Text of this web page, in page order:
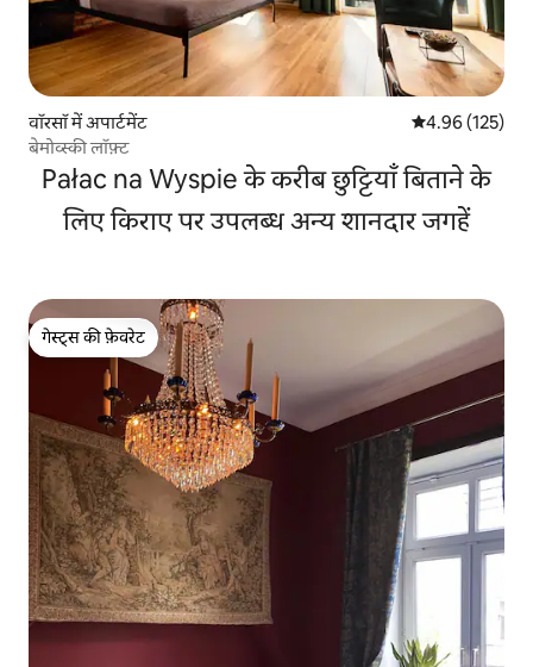
वॉरसॉ में अपार्टमेंट औसत रेटिंग 5 में से
4.96 (125)
बेमोव्स्की लॉफ़्ट
Pałac na Wyspie के करीब छुट्टियाँ बिताने के
लिए किराए पर उपलब्ध अन्य शानदार जगहें
गेस्ट्स की फ़ेवरेट
गेस्ट्स की फ़ेवरेट